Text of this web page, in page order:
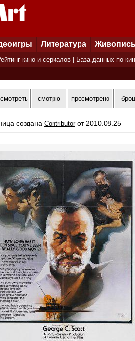
Литература Живопись
кино и сериалов База данных по
смотрю просмотрено
создана Contributorот 2010.08.25